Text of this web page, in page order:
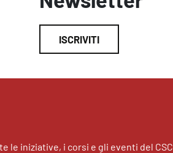
ISCRIVITI
le iniziative, i corsi e gli eventi del CSC.